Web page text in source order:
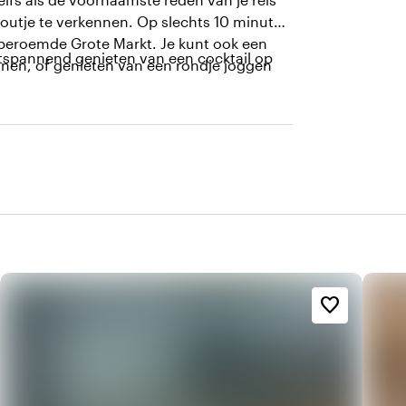
te verkennen. Op slechts 10 minuten
Grote Markt. Je kunt ook een
of genieten van een rondje joggen
genieten van een cocktail op
favorite_border